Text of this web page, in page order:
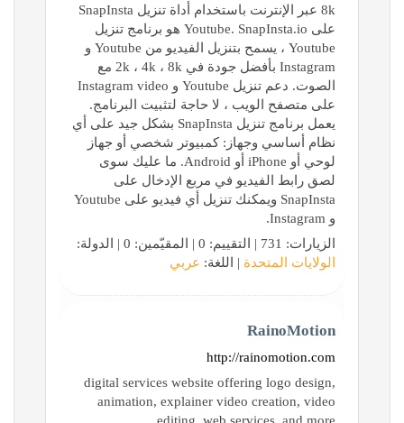
8k عبر الإنترنت باستخدام أداة تنزيل SnapInsta
على Youtube. SnapInsta.io هو برنامج تنزيل
Youtube ، يسمح بتنزيل الفيديو من Youtube و
Instagram بأفضل جودة في 2k ، 4k ، 8k مع
الصوت. دعم تنزيل Youtube و Instagram video
على متصفح الويب ، لا حاجة لتثبيت البرنامج.
يعمل برنامج تنزيل SnapInsta بشكل جيد على أي
نظام أساسي وجهاز: كمبيوتر شخصي أو جهاز
لوحي أو iPhone أو Android. ما عليك سوى
لصق رابط الفيديو في مربع الإدخال على
SnapInsta ويمكنك تنزيل أي فيديو على Youtube
و Instagram.
الزيارات: 731 | التقييم: 0 | المقيّمين: 0 | الدولة:
الولايات المتحدة | اللغة: عربي
RainoMotion
http://rainomotion.com
digital services website offering logo design,
animation, explainer video creation, video